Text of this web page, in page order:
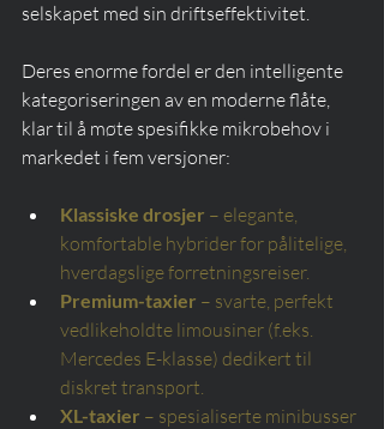
selskapet med sin driftseffektivitet.
Deres enorme fordel er den intelligente
kategoriseringen av en moderne flåte,
klar til å møte spesifikke mikrobehov i
markedet i fem versjoner:
Klassiske drosjer – elegante,
komfortable hybrider for pålitelige,
hverdagslige forretningsreiser.
Premium-taxier – svarte, perfekt
vedlikeholdte limousiner (f.eks.
Mercedes E-klasse) dedikert til
diskret transport.
XL-taxier – spesialiserte minibusser